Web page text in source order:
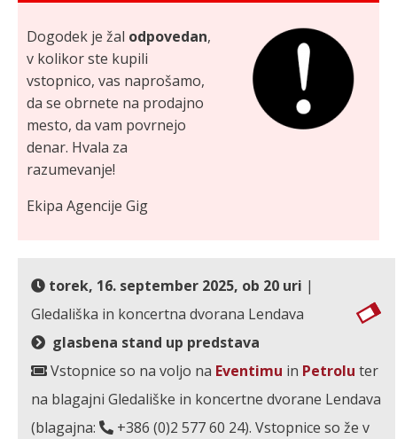
Dogodek je žal odpovedan,
v kolikor ste kupili
vstopnico, vas naprošamo,
da se obrnete na prodajno
mesto, da vam povrnejo
denar. Hvala za
razumevanje!
Ekipa Agencije Gig
torek, 16. september 2025, ob 20 uri |
Gledališka in koncertna dvorana Lendava
glasbena stand up predstava
Vstopnice so na voljo na Eventimu in Petrolu ter
na blagajni Gledališke in koncertne dvorane Lendava
(blagajna:
+386 (0)2 577 60 24). Vstopnice so že v